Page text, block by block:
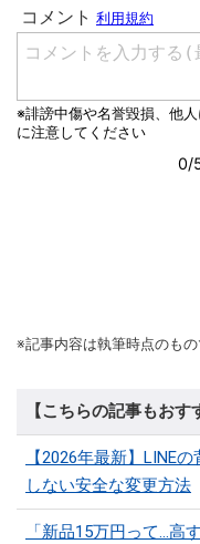
※記事内容は執筆時点のも
【こちらの記事もおす
【2026年最新】LINE
しない安全な変更方法
「新品15万円って…高